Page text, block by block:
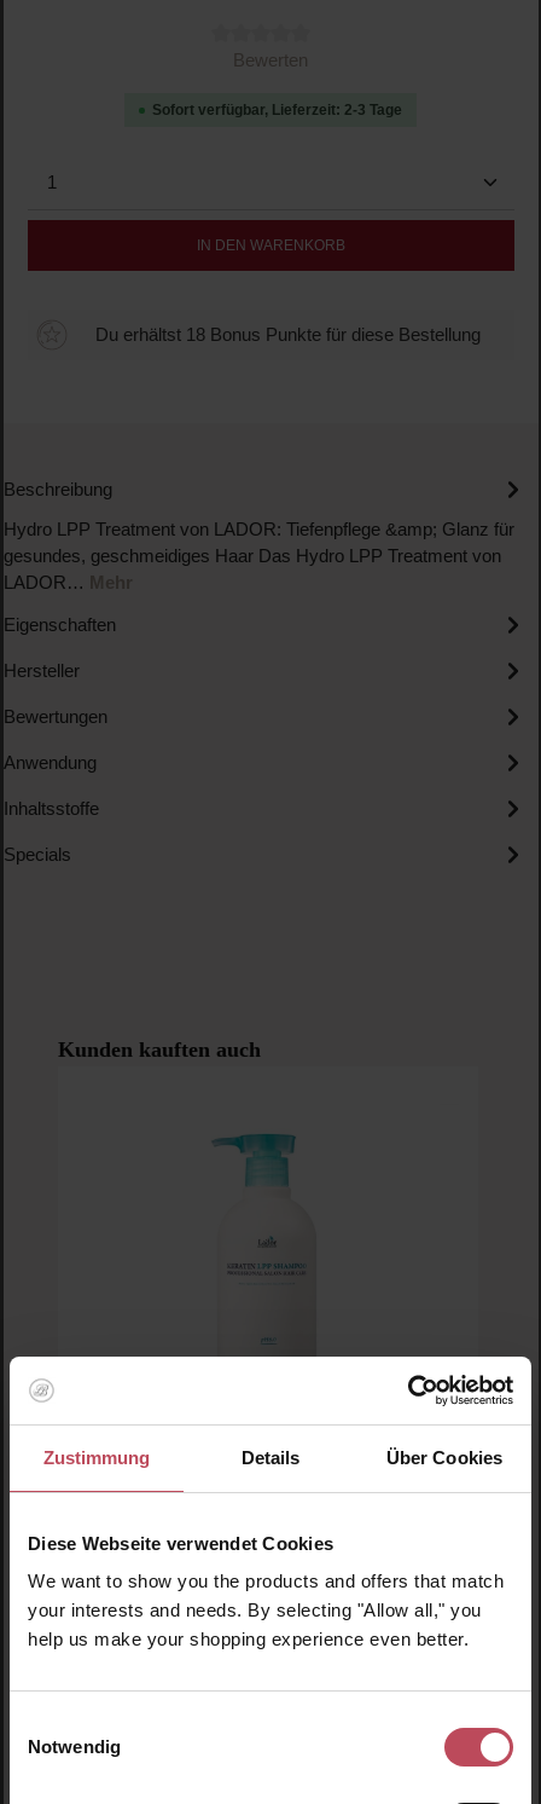
Zustimmung Details Über Cookies
Diese Webseite verwendet Cookies
We want to show you the products and offers that match
your interests and needs. By selecting "Allow all," you
help us make your shopping experience even better.
Notwendig
Durchschnittliche Bewertung von 0 von 5 Sternen
Bewerten
Sofort verfügbar, Lieferzeit: 2-3 Tage
Produkt Anzahl: Gib den gewünschten Wert ein
IN DEN WARENKORB
Du erhältst 18 Bonus Punkte für diese Bestellung
Beschreibung
Hydro LPP Treatment von LADOR: Tiefenpflege &amp; Glanz für
gesundes, geschmeidiges Haar Das Hydro LPP Treatment von
LADOR… Mehr
Eigenschaften
Hersteller
Bewertungen
Anwendung
Inhaltsstoffe
Specials
Produktgalerie überspringen
Kunden kauften auch
Durchschnittliche Bewertung von 5 von 5
Protein-Shampoo für geschädigtes Haar
530 ml(3,93 CHF / 100 ml)
20,85 CHF
Produkt Anzahl: Gib den gewünschten Wert